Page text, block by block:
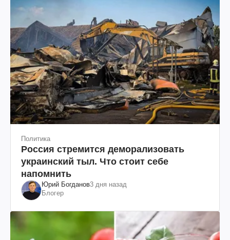
Политика
Россия стремится деморализовать
украинский тыл. Что стоит себе
напомнить
Юрий Богданов3 дня назад
Блогер